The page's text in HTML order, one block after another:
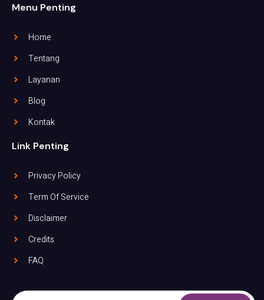
Menu Penting
Home
Tentang
Layanan
Blog
Kontak
Link Penting
Privacy Policy
Term Of Service
Disclaimer
Credits
FAQ